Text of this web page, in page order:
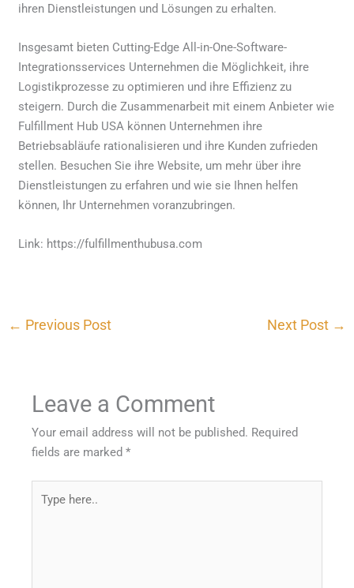
ihren Dienstleistungen und Lösungen zu erhalten.
Insgesamt bieten Cutting-Edge All-in-One-Software-
Integrationsservices Unternehmen die Möglichkeit, ihre
Logistikprozesse zu optimieren und ihre Effizienz zu
steigern. Durch die Zusammenarbeit mit einem Anbieter wie
Fulfillment Hub USA können Unternehmen ihre
Betriebsabläufe rationalisieren und ihre Kunden zufrieden
stellen. Besuchen Sie ihre Website, um mehr über ihre
Dienstleistungen zu erfahren und wie sie Ihnen helfen
können, Ihr Unternehmen voranzubringen.
Link: https://fulfillmenthubusa.com
← Previous Post Next Post →
Leave a Comment
Your email address will not be published. Required
fields are marked*
here..